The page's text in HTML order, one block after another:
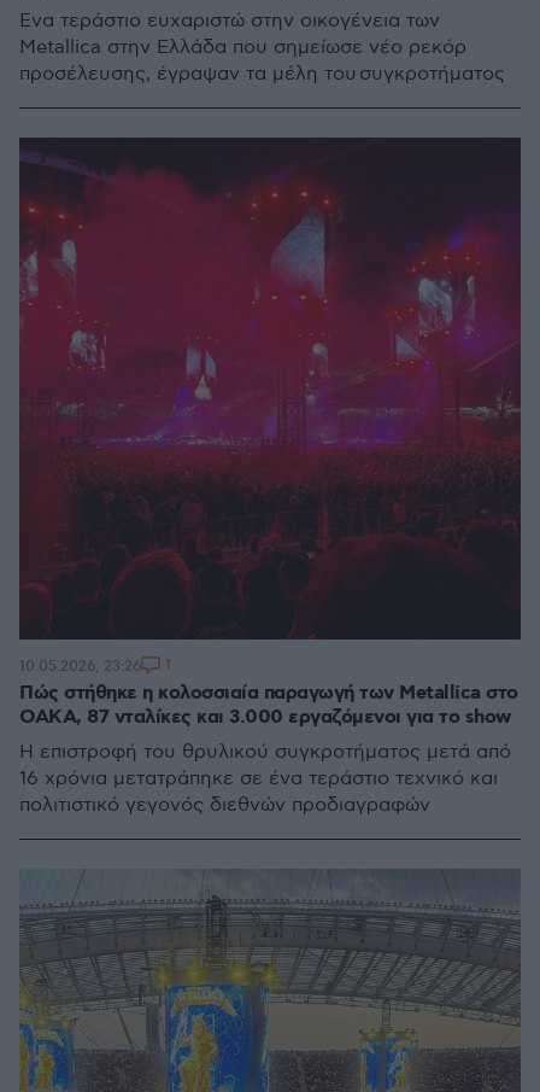
Ένα τεράστιο ευχαριστώ στην οικογένεια των
Metallica στην Ελλάδα που σημείωσε νέο ρεκόρ
προσέλευσης, έγραψαν τα μέλη του συγκροτήματος
Πώς στήθηκε η κολοσσιαία παραγωγή των Metallica στο
ΟΑΚΑ, 87 νταλίκες και 3.000 εργαζόμενοι για το show
Η επιστροφή του θρυλικού συγκροτήματος μετά από
16 χρόνια μετατράπηκε σε ένα τεράστιο τεχνικό και
πολιτιστικό γεγονός διεθνών προδιαγραφών
10.05.2026, 23:26 1